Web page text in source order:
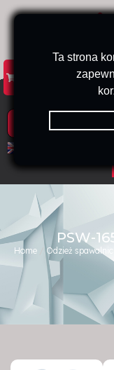
Ta strona
KATALOG
PSW-
Home /Odzież